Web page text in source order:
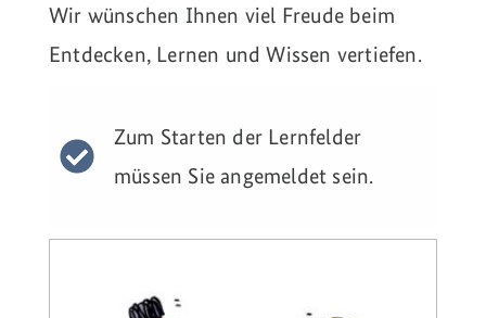
Wir wünschen Ihnen viel Freude beim
Entdecken, Lernen und Wissen vertiefen.
Zum Starten der Lernfelder
müssen Sie angemeldet sein.